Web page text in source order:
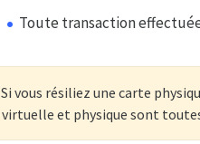
Toute transaction
Si vous résiliez une carte
virtuelle et physique sont